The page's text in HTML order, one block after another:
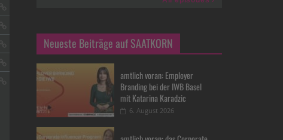
Neueste Beiträge auf SAATKORN
amtlich voran: Employer
Branding bei der IWB Basel
mit Katarina Karadzic
6. August 2026